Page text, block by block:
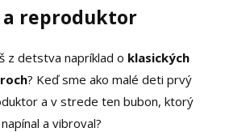
a reproduktor
z detstva napríklad o klasických
? Keď sme ako malé deti prvý
a v strede ten bubon, ktorý
a vibroval?